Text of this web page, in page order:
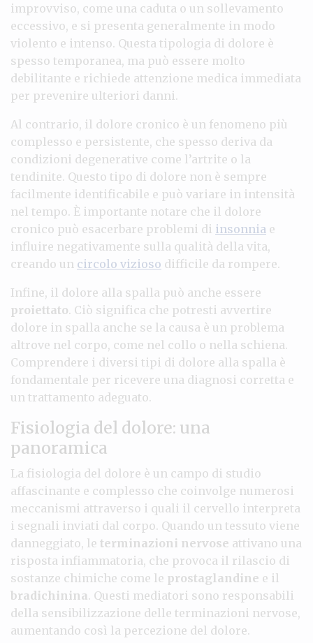
improvviso, come una caduta o un sollevamento
eccessivo, e si presenta generalmente in modo
violento e intenso. Questa tipologia di dolore è
spesso temporanea, ma può essere molto
debilitante e richiede attenzione medica immediata
per prevenire ulteriori danni.
Al contrario, il dolore cronico è un fenomeno più
complesso e persistente, che spesso deriva da
condizioni degenerative come l’artrite o la
tendinite. Questo tipo di dolore non è sempre
facilmente identificabile e può variare in intensità
nel tempo. È importante notare che il dolore
cronico può esacerbare problemi di insonnia e
influire negativamente sulla qualità della vita,
creando un circolo vizioso difficile da rompere.
Infine, il dolore alla spalla può anche essere
proiettato. Ciò significa che potresti avvertire
dolore in spalla anche se la causa è un problema
altrove nel corpo, come nel collo o nella schiena.
Comprendere i diversi tipi di dolore alla spalla è
fondamentale per ricevere una diagnosi corretta e
un trattamento adeguato.
Fisiologia del dolore: una
panoramica
La fisiologia del dolore è un campo di studio
affascinante e complesso che coinvolge numerosi
meccanismi attraverso i quali il cervello interpreta
i segnali inviati dal corpo. Quando un tessuto viene
danneggiato, le terminazioni nervose attivano una
risposta infiammatoria, che provoca il rilascio di
sostanze chimiche come le prostaglandine e il
bradichinina. Questi mediatori sono responsabili
della sensibilizzazione delle terminazioni nervose,
aumentando così la percezione del dolore.